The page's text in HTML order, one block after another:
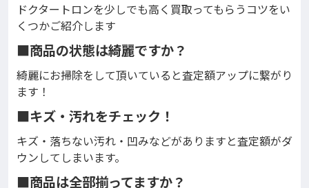
ドクタートロンを少しでも高く買取ってもらうコツをい
くつかご紹介します
■商品の状態は綺麗ですか？
綺麗にお掃除をして頂いていると査定額アップに繋がり
ます！
■キズ・汚れをチェック！
キズ・落ちない汚れ・凹みなどがありますと査定額がダ
ウンしてしまいます。
■商品は全部揃ってますか？